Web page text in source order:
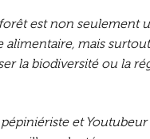
est non seulement
alimentaire, mais
la biodiversité ou la
et Youtubeur